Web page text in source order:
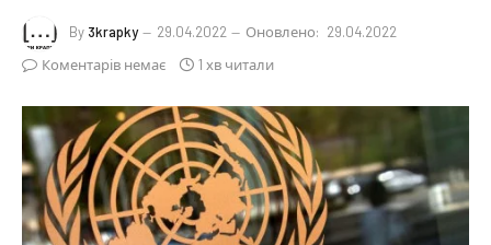
By 3krapky 29.04.2022 Оновлено: 29.04.2022
Коментарів немає
1 хв читали